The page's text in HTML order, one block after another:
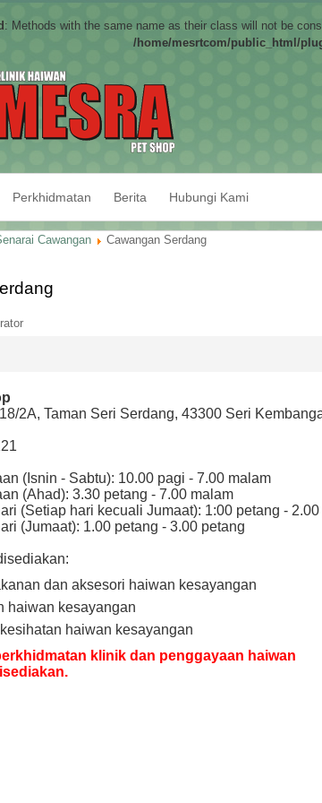
: Methods with the same name as their class will not be
/home/mesrtcom/public_html/
Perkhidmatan Berita Hubungi Kami
Cawangan Cawangan Serdang
2A, Taman Seri Serdang, 43300 Seri
(Isnin - Sabtu): 10.00 pagi - 7.00 malam
(Ahad): 3.30 petang - 7.00 malam
(Setiap hari kecuali Jumaat): 1:00 petang -
(Jumaat): 1.00 petang - 3.00 petang
dan aksesori haiwan kesayangan
haiwan kesayangan
haiwan kesayangan
klinik dan penggayaan haiwan